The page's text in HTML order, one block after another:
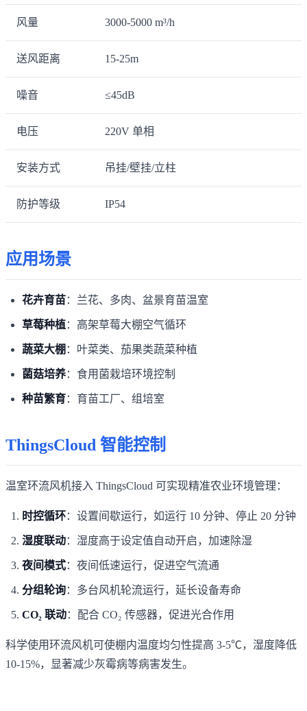
风量 3000-5000 m³/h
送风距离 15-25m
噪音 ≤45dB
电压 220V 单相
安装方式 吊挂/壁挂/立柱
防护等级 IP54
应用场景
花卉育苗：兰花、多肉、盆景育苗温室
草莓种植：高架草莓大棚空气循环
蔬菜大棚 ：叶菜类、茄果类蔬菜种植
菌菇培养：食用菌栽培环境控制
种苗繁育：育苗工厂、组培室
ThingsCloud 智能控制
温室环流风机接入 ThingsCloud 可实现精准农业环境管理：
时控循环：设置间歇运行，如运行 10 分钟、停止 20 分钟
湿度联动：湿度高于设定值自动开启，加速除湿
夜间模式：夜间低速运行，促进空气流通
分组轮询：多台风机轮流运行，延长设备寿命
CO₂ 联动：配合 CO₂ 传感器，促进光合作用
科学使用环流风机可使棚内温度均匀性提高 3-5℃，湿度降低
10-15%，显著减少灰霉病等病害发生。